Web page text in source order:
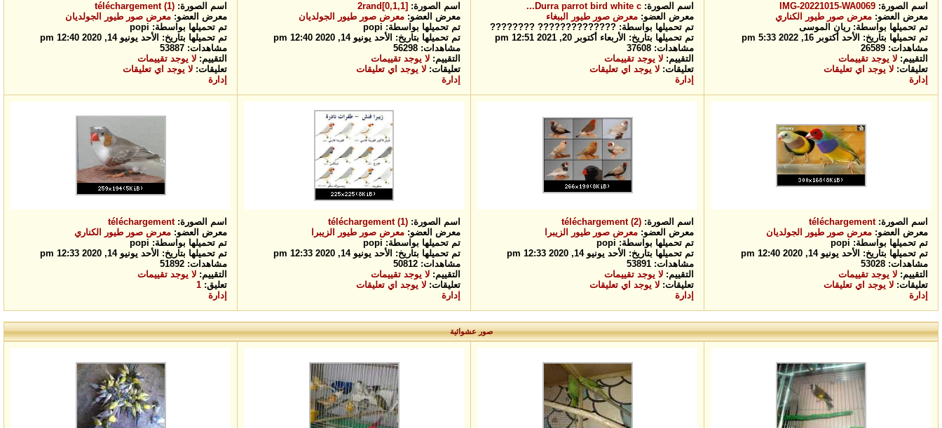
اسم الصورة: IMG-20221015-WA0069
معرض العضو: معرض صور طيور الكناري
تم تحميلها بواسطة: ريان الموسى
تم تحميلها بتاريخ: الأحد أكتوبر 16, 2022 5:33 pm
مشاهدات: 26589
التقييم: لا يوجد تقييمات
تعليقات: لا يوجد اي تعليقات
إدارة
اسم الصورة: Durra parrot bird white c...
معرض العضو: معرض صور طيور الببغاء
تم تحميلها بواسطة: ?????????????? ????????
تم تحميلها بتاريخ: الأربعاء أكتوبر 20, 2021 12:51 pm
مشاهدات: 37608
التقييم: لا يوجد تقييمات
تعليقات: لا يوجد اي تعليقات
إدارة
اسم الصورة: 2rand[0,1,1]
معرض العضو: معرض صور طيور الجولديان
تم تحميلها بواسطة: popi
تم تحميلها بتاريخ: الأحد يونيو 14, 2020 12:40 pm
مشاهدات: 56298
التقييم: لا يوجد تقييمات
تعليقات: لا يوجد اي تعليقات
إدارة
اسم الصورة: téléchargement (1)
معرض العضو: معرض صور طيور الجولديان
تم تحميلها بواسطة: popi
تم تحميلها بتاريخ: الأحد يونيو 14, 2020 12:40 pm
مشاهدات: 53887
التقييم: لا يوجد تقييمات
تعليقات: لا يوجد اي تعليقات
إدارة
اسم الصورة:téléchargement
معرض العضو: معرض صور طيور الجولديان
تم تحميلها بواسطة: popi
تم تحميلها بتاريخ: الأحد يونيو 14, 2020 12:40 pm
مشاهدات: 53028
التقييم: لا يوجد تقييمات
تعليقات: لا يوجد اي تعليقات
إدارة
اسم الصورة: téléchargement (2)
معرض العضو: معرض صور طيور الزيبرا
تم تحميلها بواسطة: popi
تم تحميلها بتاريخ: الأحد يونيو 14, 2020 12:33 pm
مشاهدات: 53891
التقييم: لا يوجد تقييمات
تعليقات: لا يوجد اي تعليقات
إدارة
اسم الصورة: téléchargement (1)
معرض العضو: معرض صور طيور الزيبرا
تم تحميلها بواسطة: popi
تم تحميلها بتاريخ: الأحد يونيو 14, 2020 12:33 pm
مشاهدات: 50812
التقييم: لا يوجد تقييمات
تعليقات: لا يوجد اي تعليقات
إدارة
اسم الصورة:téléchargement
معرض العضو: معرض صور طيور الكناري
تم تحميلها بواسطة: popi
تم تحميلها بتاريخ: الأحد يونيو 14, 2020 12:33 pm
مشاهدات: 51892
التقييم: لا يوجد تقييمات
تعليق: 1
إدارة
صور عشوائية